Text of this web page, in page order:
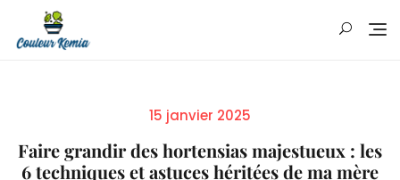
content
Posted
15 janvier 2025
Faire grandir des hortensias majestueux : les
6 techniques et astuces héritées de ma mère